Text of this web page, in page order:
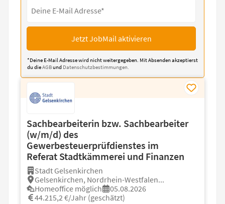
Jetzt JobMail aktivieren
*Deine E-Mail Adresse wird nicht weitergegeben. Mit Absenden akzeptierst
du dieAGBund Datenschutzbestimmungen.
Sachbearbeiterin bzw. Sachbearbeiter
(w/m/d) des
Gewerbesteuerprüfdienstes im
Referat Stadtkämmerei und Finanzen
Stadt Gelsenkirchen
Gelsenkirchen, Nordrhein-Westfalen...
Homeoffice möglich
05.08.2026
44.215,2 €/Jahr (geschätzt)